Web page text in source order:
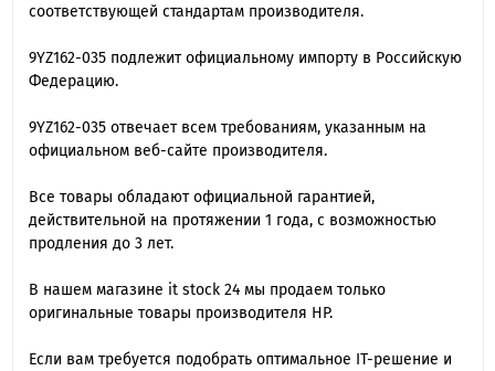
соответствующей стандартам производителя.
9YZ162-035 подлежит официальному импорту в Российскую
Федерацию.
9YZ162-035 отвечает всем требованиям, указанным на
официальном веб-сайте производителя.
Все товары обладают официальной гарантией,
действительной на протяжении 1 года, с возможностью
продления до 3 лет.
В нашем магазине it stock 24 мы продаем только
оригинальные товары производителя HP.
Если вам требуется подобрать оптимальное IT-решение и